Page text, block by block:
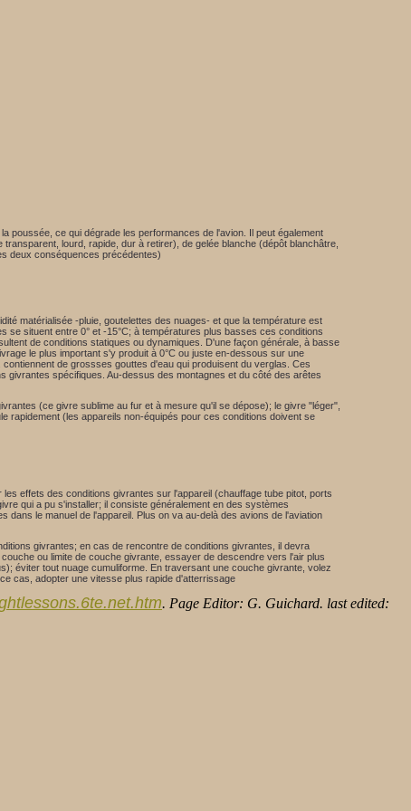
poussée, ce qui dégrade les performances de l'avion. Il peut également
lourd, rapide, dur à retirer), de gelée blanche (dépôt blanchâtre,
deux conséquences précédentes)
matérialisée -pluie, goutelettes des nuages- et que la température est
se situent entre 0° et -15°C; à températures plus basses ces conditions
de conditions statiques ou dynamiques. D'une façon générale, à basse
le plus important s'y produit à 0°C ou juste en-dessous sur une
de grossses gouttes d'eau qui produisent du verglas. Ces
givrantes spécifiques. Au-dessus des montagnes et du côté des arêtes
(ce givre sublime au fur et à mesure qu'il se dépose); le givre "léger",
rapidement (les appareils non-équipés pour ces conditions doivent se
effets des conditions givrantes sur l'appareil (chauffage tube pitot, ports
qui a pu s'installer; il consiste généralement en des systèmes
le manuel de l'appareil. Plus on va au-delà des avions de l'aviation
givrantes; en cas de rencontre de conditions givrantes, il devra
ou limite de couche givrante, essayer de descendre vers l'air plus
éviter tout nuage cumuliforme. En traversant une couche givrante, volez
cas, adopter une vitesse plus rapide d'atterrissage
. Page Editor: G. Guichard. last edited: